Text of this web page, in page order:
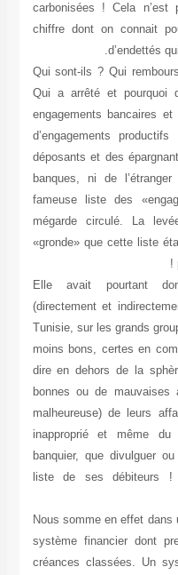
carbonisées ! Cela n’est
chiffre dont on connait
d’endettés
Qui sont-ils ? Qui
Qui a arrêté et pourquoi
engagements bancaires
d’engagements
déposants et des
banques, ni de
fameuse liste des
mégarde circulé. La
«gronde» que cette liste
Elle avait pourtant
(directement et
Tunisie, sur les grands
moins bons, certes en
dire en dehors de la
bonnes ou de mauvaises
malheureuse) de leurs
inapproprié et même
banquier, que divulguer
liste de ses débiteurs
Nous somme en effet dans
système financier dont
créances classées. Un